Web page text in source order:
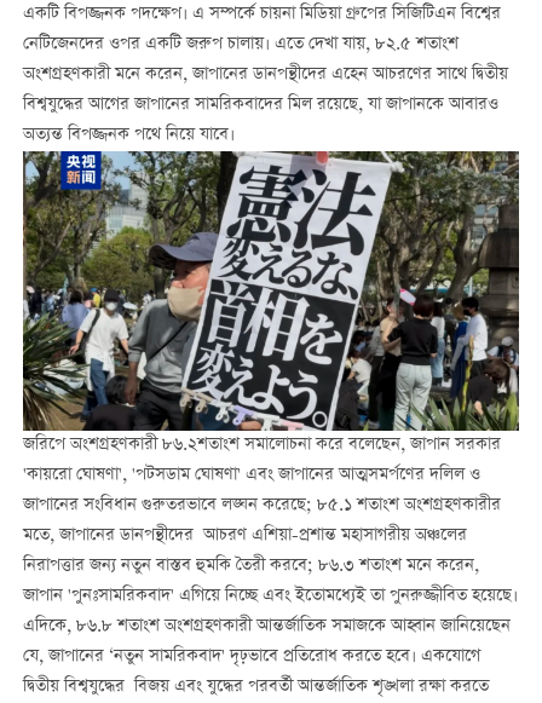
একটি বিপজ্জনক পদক্ষেপ। এ সম্পর্কে চায়না মিডিয়া গ্রুপের সিজিটিএন বিশ্বের
নেটিজেনদের ওপর একটি জরুপ চালায়। এতে দেখা যায়, ৮২.৫ শতাংশ
অংশগ্রহণকারী মনে করেন, জাপানের ডানপন্থীদের এহেন আচরণের সাথে দ্বিতীয়
বিশ্বযুদ্ধের আগের জাপানের সামরিকবাদের মিল রয়েছে, যা জাপানকে আবারও
অত্যন্ত বিপজ্জনক পথে নিয়ে যাবে।
জরিপে অংশগ্রহণকারী ৮৬.২শতাংশ সমালোচনা করে বলেছেন, জাপান সরকার
'কায়রো ঘোষণা', 'পটসডাম ঘোষণা' এবং জাপানের আত্মসমর্পণের দলিল ও
জাপানের সংবিধান গুরুতরভাবে লঙ্ঘন করেছে; ৮৫.১ শতাংশ অংশগ্রহণকারীর
মতে, জাপানের ডানপন্থীদের আচরণ এশিয়া-প্রশান্ত মহাসাগরীয় অঞ্চলের
নিরাপত্তার জন্য নতুন বাস্তব হুমকি তৈরী করবে; ৮৬.৩ শতাংশ মনে করেন,
জাপান 'পুনঃসামরিকবাদ' এগিয়ে নিচ্ছে এবং ইতোমধ্যেই তা পুনরুজ্জীবিত হয়েছে।
এদিকে, ৮৬.৮ শতাংশ অংশগ্রহণকারী আন্তর্জাতিক সমাজকে আহ্বান জানিয়েছেন
যে, জাপানের ‘নতুন সামরিকবাদ' দৃঢ়ভাবে প্রতিরোধ করতে হবে। একযোগে
দ্বিতীয় বিশ্বযুদ্ধের বিজয় এবং যুদ্ধের পরবর্তী আন্তর্জাতিক শৃঙ্খলা রক্ষা করতে